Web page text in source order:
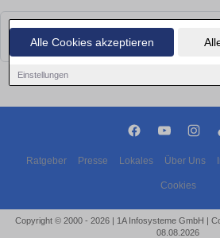
Alle Cookies akzeptieren
Einstellungen
Leider konnten wir derzeit keine passenden
bald wieder vorbei!
Ratgeber Presse Lokales Über Uns
Cookies
Copyright © 2000 - 2026 | 1A Infosysteme GmbH |
08.08.2026